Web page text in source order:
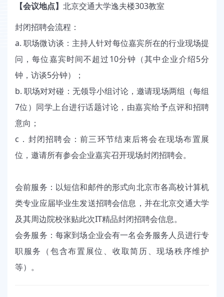
【会议地点】 北京交通大学逸夫楼303教室
封闭招聘会流程：
a. 职场微访谈：主持人针对每位嘉宾所在的行业现场提
问，每位嘉宾时间不超过10分钟（其中企业介绍5分
钟，访谈5分钟）；
b. 职场对对碰：无领导小组讨论，邀请现场两组（每组
7位）同学上台进行话题讨论，由嘉宾给予点评和招聘
意向；
c．封闭招聘会：前三环节结束后将会在现场布置展
位，邀请所有参会企业嘉宾召开现场封闭招聘会。
会前服务：以短信和邮件的形式向北京市各高校计算机
类专业应届毕业生发送招聘会信息，并在北京交通大学
及其周边院校张贴此次IT精品封闭招聘会信息。
会务服务：每家到场企业会有一名会务服务人员进行专
职服务（包含布置展位、收取简历、现场秩序维护
等）。